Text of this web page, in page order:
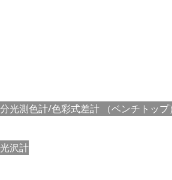
分光測色計/色彩式差計 （ベンチトップ）
光沢計